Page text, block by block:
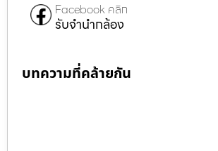
Facebook คลิก
รับจำนำกล้อง
บทความที่คล้ายกัน